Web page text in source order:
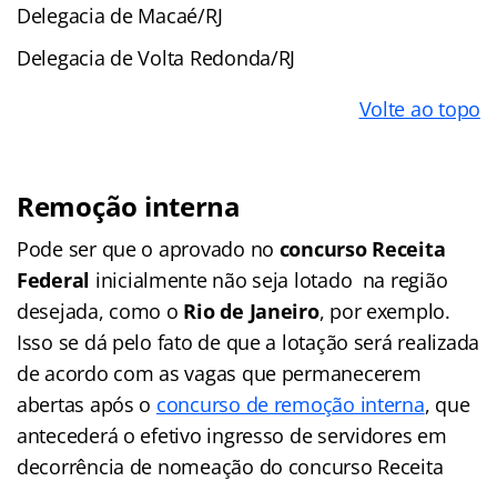
Delegacia de Macaé/RJ
Delegacia de Volta Redonda/RJ
Volte ao topo
Remoção interna
Pode ser que o aprovado no concurso Receita
Federal inicialmente não seja lotado na região
desejada, como o Rio de Janeiro, por exemplo.
Isso se dá pelo fato de que a lotação será realizada
de acordo com as vagas que permanecerem
abertas após o concurso de remoção interna, que
antecederá o efetivo ingresso de servidores em
decorrência de nomeação do concurso Receita